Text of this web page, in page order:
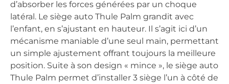
d’absorber les forces générées par un choque
latéral. Le siège auto Thule Palm grandit avec
l’enfant, en s’ajustant en hauteur. Il s’agit ici d’un
mécanisme maniable d’une seul main, permettant
un simple ajustement offrant toujours la meilleure
position. Suite à son design « mince », le siège auto
Thule Palm permet d’installer 3 siège l’un à côté de